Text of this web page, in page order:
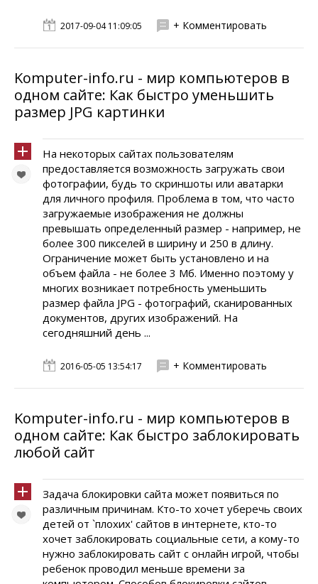
2017-09-04 11:09:05 + Комментировать
Komputer-info.ru - мир компьютеров в
одном сайте: Как быстро уменьшить
размер JPG картинки
На некоторых сайтах пользователям
предоставляется возможность загружать свои
фотографии, будь то скриншоты или аватарки
для личного профиля. Проблема в том, что часто
загружаемые изображения не должны
превышать определенный размер - например, не
более 300 пикселей в ширину и 250 в длину.
Ограничение может быть установлено и на
объем файла - не более 3 Мб. Именно поэтому у
многих возникает потребность уменьшить
размер файла JPG - фотографий, сканированных
документов, других изображений. На
сегодняшний день ...
2016-05-05 13:54:17 + Комментировать
Komputer-info.ru - мир компьютеров в
одном сайте: Как быстро заблокировать
любой сайт
Задача блокировки сайта может появиться по
различным причинам. Кто-то хочет уберечь своих
детей от `плохих' сайтов в интернете, кто-то
хочет заблокировать социальные сети, а кому-то
нужно заблокировать сайт с онлайн игрой, чтобы
ребенок проводил меньше времени за